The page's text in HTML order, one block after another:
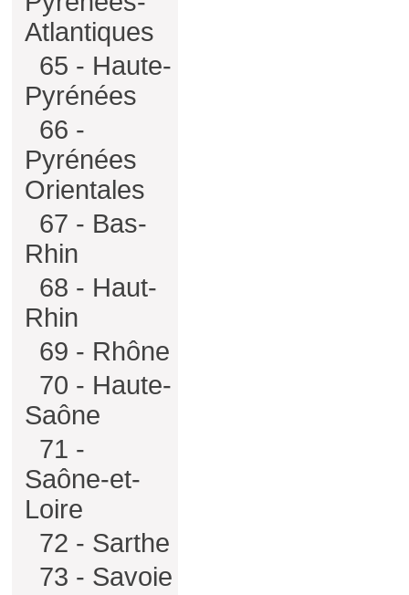
Atlantiques
65 - Haute-
Pyrénées
66 -
Pyrénées
Orientales
67 - Bas-
Rhin
68 - Haut-
Rhin
69 - Rhône
70 - Haute-
Saône
71 -
Saône-et-
Loire
72 - Sarthe
73 - Savoie